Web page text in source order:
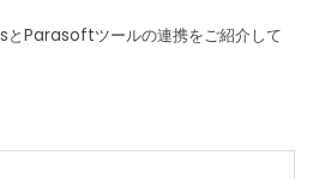
とParasoftツールの連携をご紹介して